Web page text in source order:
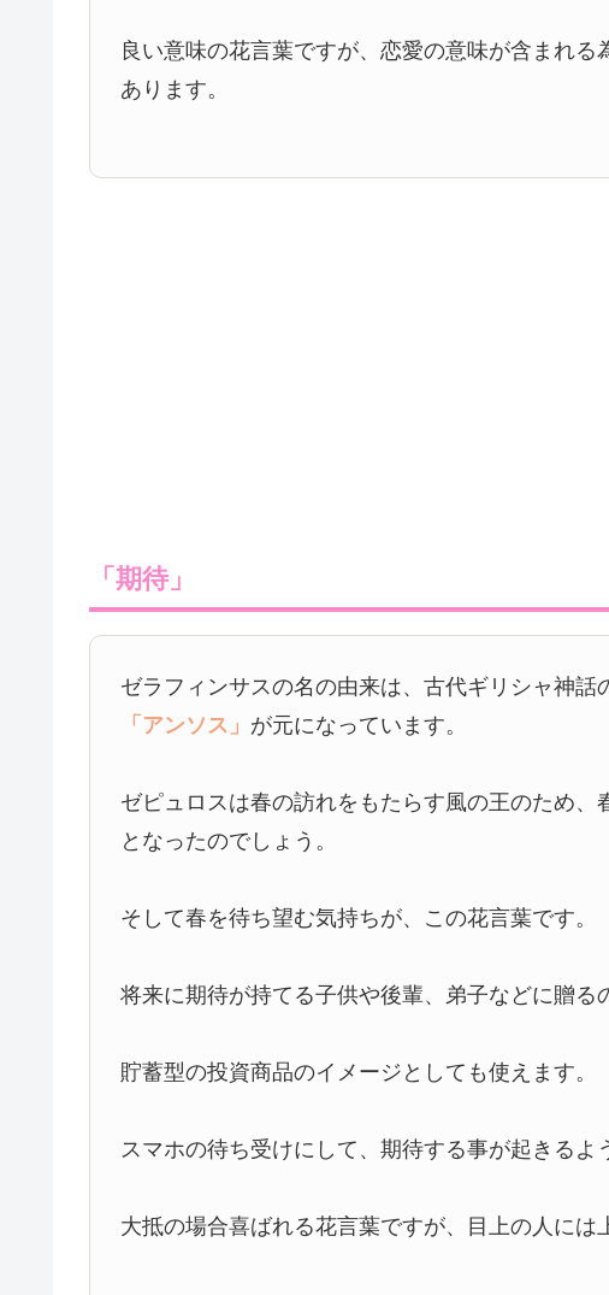
良い意味の花言葉ですが、恋愛の意味が含まれ
あります。
「期待」
ゼラフィンサスの名の由来は、古代ギリシャ神話
「アンソス」 が元になっています。
ゼピュロスは春の訪れをもたらす風の王のため
となったのでしょう。
そして春を待ち望む気持ちが、この花言葉です。
将来に期待が持てる子供や後輩、弟子などに贈る
貯蓄型の投資商品のイメージとしても使えます。
スマホの待ち受けにして、期待する事が起きるよ
大抵の場合喜ばれる花言葉ですが、目上の人には